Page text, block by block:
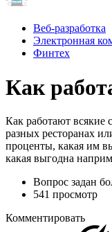
Веб-разработка
Электронная
Финтех
Как
Как работают всякие
разных ресторанах
проценты, какая им
какая выгодна
Вопрос задан
541 просмотр
Комментировать